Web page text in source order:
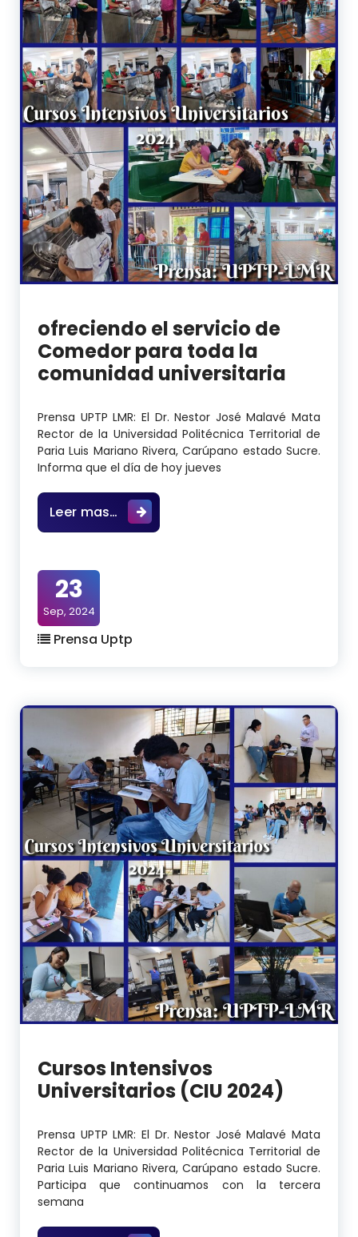
ofreciendo el servicio de
Comedor para toda la
comunidad universitaria
Prensa UPTP LMR: El Dr. Nestor José Malavé Mata
Rector de la Universidad Politécnica Territorial de
Paria Luis Mariano Rivera, Carúpano estado Sucre.
Informa que el día de hoy jueves
Leer mas… ofreciendo el servicio de
23
Sep, 2024
Prensa Uptp
Cursos Intensivos
Universitarios (CIU 2024)
Prensa UPTP LMR: El Dr. Nestor José Malavé Mata
Rector de la Universidad Politécnica Territorial de
Paria Luis Mariano Rivera, Carúpano estado Sucre.
Participa que continuamos con la tercera
semana